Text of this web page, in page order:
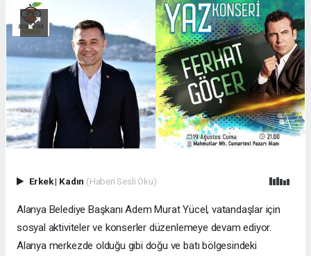
Erkek| Kadın (Haberi Sesli Oku)
Alanya Belediye Başkanı Adem Murat Yücel, vatandaşlar için
sosyal aktiviteler ve konserler düzenlemeye devam ediyor.
Alanya merkezde olduğu gibi doğu ve batı bölgesindeki